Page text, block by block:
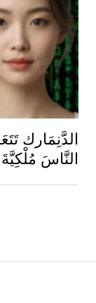
الدَّنِمَارك
النَّاسَ